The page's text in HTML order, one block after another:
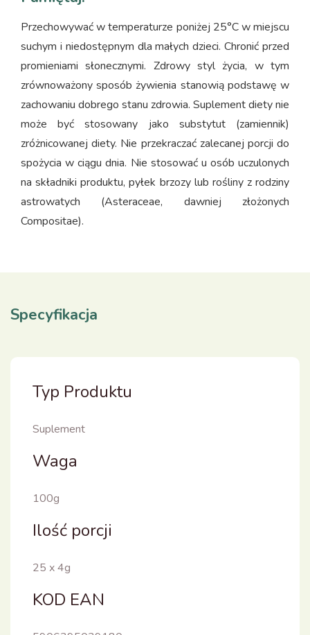
Przechowywać w temperaturze poniżej 25°C w miejscu
suchym i niedostępnym dla małych dzieci. Chronić przed
promieniami słonecznymi. Zdrowy styl życia, w tym
zrównoważony sposób żywienia stanowią podstawę w
zachowaniu dobrego stanu zdrowia. Suplement diety nie
może być stosowany jako substytut (zamiennik)
zróżnicowanej diety. Nie przekraczać zalecanej porcji do
spożycia w ciągu dnia. Nie stosować u osób uczulonych
na składniki produktu, pyłek brzozy lub rośliny z rodziny
astrowatych (Asteraceae, dawniej złożonych
Compositae).
Specyfikacja
Typ Produktu
Suplement
Waga
100g
Ilość porcji
25 x 4g
KOD EAN